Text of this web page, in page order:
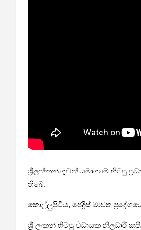
ශ්‍රීලන්කන් ගුවන් සමාගමේ හිටපු
තිබේ.
කොල්ලුපිටිය, පේද්‍රිස් මාවත
ශ්‍රී ලංකන් හිටපු විධායක නිලධාරී